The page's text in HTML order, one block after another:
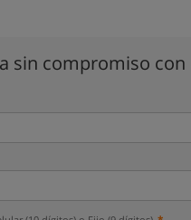
sin compromiso con